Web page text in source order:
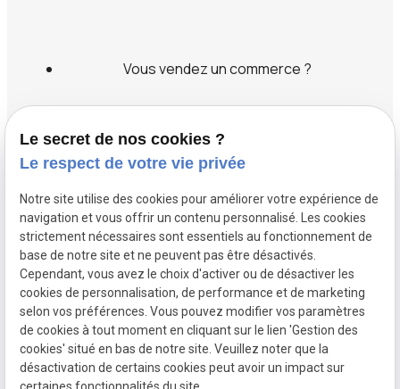
Vous vendez un commerce ?
Label transaction
Recrutement
Services
SIRET :
49524206700041
Mentions légales
Le secret de nos cookies ?
Le respect de votre vie privée
Notre site utilise des cookies pour améliorer votre expérience de
navigation et vous offrir un contenu personnalisé. Les cookies
strictement nécessaires sont essentiels au fonctionnement de
base de notre site et ne peuvent pas être désactivés.
Cependant, vous avez le choix d'activer ou de désactiver les
cookies de personnalisation, de performance et de marketing
selon vos préférences. Vous pouvez modifier vos paramètres
de cookies à tout moment en cliquant sur le lien 'Gestion des
cookies' situé en bas de notre site. Veuillez noter que la
désactivation de certains cookies peut avoir un impact sur